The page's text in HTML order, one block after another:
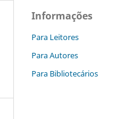
Informações
Para Leitores
Para Autores
Para Bibliotecários